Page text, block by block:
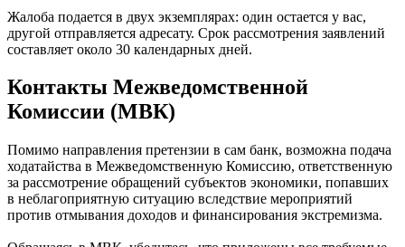
Жалоба подается в двух экземплярах: один остается у вас,
другой отправляется адресату. Срок рассмотрения заявлений
составляет около 30 календарных дней.
Контакты Межведомственной
Комиссии (МВК)
Помимо направления претензии в сам банк, возможна подача
ходатайства в Межведомственную Комиссию, ответственную
за рассмотрение обращений субъектов экономики, попавших
в неблагоприятную ситуацию вследствие мероприятий
против отмывания доходов и финансирования экстремизма.